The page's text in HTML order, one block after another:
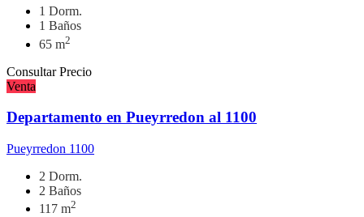
1 Dorm.
1 Baños
65 m2
Consultar Precio
Venta
Departamento en Pueyrredon al 1100
Pueyrredon 1100
2 Dorm.
2 Baños
117 m2